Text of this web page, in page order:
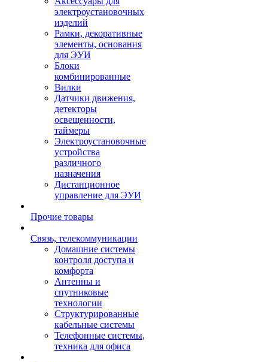
электроустановочных
изделий
Рамки, декоративные
элементы, основания
для ЭУИ
Блоки
комбинированные
Вилки
Датчики движения,
детекторы
освещенности,
таймеры
Электроустановочные
устройства
различного
назначения
Дистанционное
управление для ЭУИ
Прочие товары
Связь, телекоммуникации
Домашние системы
контроля доступа и
комфорта
Антенны и
спутниковые
технологии
Структурированные
кабельные системы
Телефонные системы,
техника для офиса